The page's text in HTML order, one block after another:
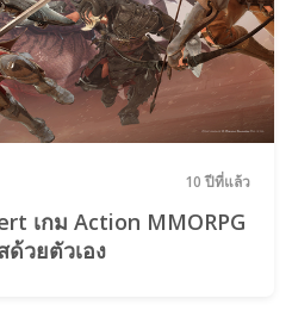
10 ปีที่แล้ว
เกม Action MMORPG
วยตัวเอง